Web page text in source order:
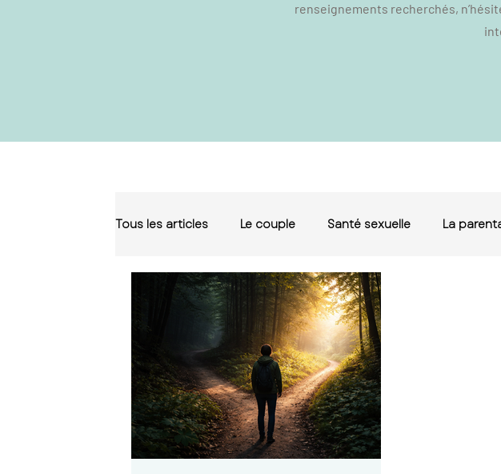
puy en velay,
relaxation le puy en velay,
sexologue haute loire, thérapie de couple haute
loire, relaxation haute loire,
conseiller conjugal le puy en velay, conseiller
conjugal haute loire,
Hypnose puy en velay, hypnose haute loire,
hypnose france, hypnose auvergne, arreter de
fumer, hypnotherapie le puy en velay,
hypnotherapie haute loire, hypnotherapie
auvergne, sophrologie le puy en velay, sophrologie
renseignements recherchés,
Tous les articles Le couple Santé sexuelle La